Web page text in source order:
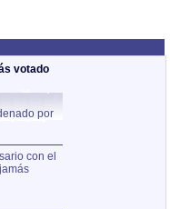
votado
por
con el